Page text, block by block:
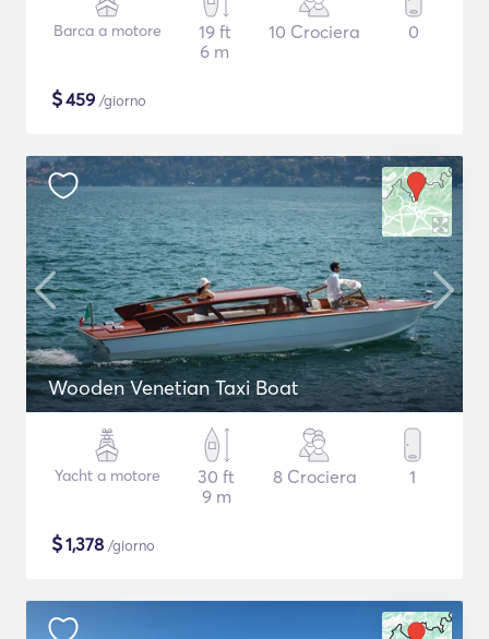
Barca a motore
19 ft
6 m
10 Crociera 0
$459 /giorno
Wooden Venetian Taxi Boat
Yacht a motore
30 ft
9 m
8 Crociera 1
$1,378 /giorno